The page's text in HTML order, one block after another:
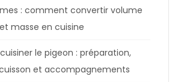
: comment convertir volume
et masse en cuisine
le pigeon : préparation,
et accompagnements